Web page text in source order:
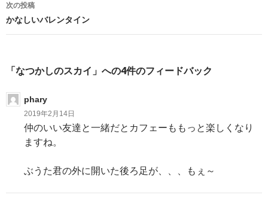
ナ
ゲ
シ
次の投稿
かなしいバレンタイン
「なつかしのスカイ」への4件のフィードバック
phary
2019年2月14日
仲のいい友達と一緒だとカフェーももっと楽しくなり
ますね。
ぶうた君の外に開いた後ろ足が、、、もぇ～